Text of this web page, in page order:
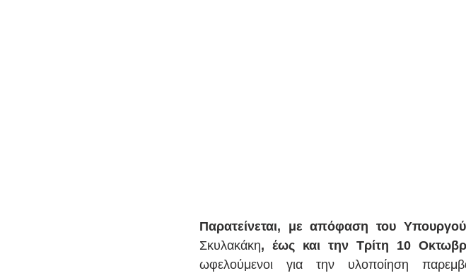
Παρατείνεται, με απόφαση του Υπουργού
Σκυλακάκη, έως και την Τρίτη 10